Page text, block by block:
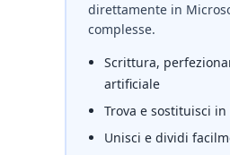
direttamente in
complesse.
Scrittura,
artificiale
Trova e sostituisci
Unisci e dividi